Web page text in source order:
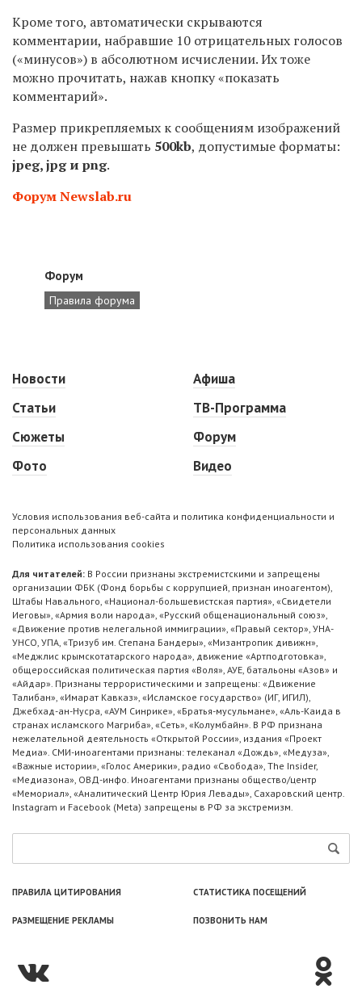
Кроме того, автоматически скрываются
комментарии, набравшие 10 отрицательных голосов
(«минусов») в абсолютном исчислении. Их тоже
можно прочитать, нажав кнопку «показать
комментарий».
Размер прикрепляемых к сообщениям изображений
не должен превышать 500kb, допустимые форматы:
jpeg, jpg и png.
Форум Newslab.ru
Форум
Правила форума
Новости
Статьи
Сюжеты
Фото
Афиша
ТВ-Программа
Форум
Видео
Условия использования веб-сайта и политика конфиденциальности и
персональных данных
Политика использования cookies
Для читателей: В России признаны экстремистскими и запрещены
организации ФБК (Фонд борьбы с коррупцией, признан иноагентом),
Штабы Навального, «Национал-большевистская партия», «Свидетели
Иеговы», «Армия воли народа», «Русский общенациональный союз»,
«Движение против нелегальной иммиграции», «Правый сектор», УНА-
УНСО, УПА, «Тризуб им. Степана Бандеры», «Мизантропик дивижн»,
«Меджлис крымскотатарского народа», движение «Артподготовка»,
общероссийская политическая партия «Воля», АУЕ, батальоны «Азов» и
«Айдар». Признаны террористическими и запрещены: «Движение
Талибан», «Имарат Кавказ», «Исламское государство» (ИГ, ИГИЛ),
Джебхад-ан-Нусра, «АУМ Синрике», «Братья-мусульмане», «Аль-Каида в
странах исламского Магриба», «Сеть», «Колумбайн». В РФ признана
нежелательной деятельность «Открытой России», издания «Проект
Медиа». СМИ-иноагентами признаны: телеканал «Дождь», «Медуза»,
«Важные истории», «Голос Америки», радио «Свобода», The Insider,
«Медиазона», ОВД-инфо. Иноагентами признаны общество/центр
«Мемориал», «Аналитический Центр Юрия Левады», Сахаровский центр.
Instagram и Facebook (Metа) запрещены в РФ за экстремизм.
ПРАВИЛА ЦИТИРОВАНИЯ СТАТИСТИКА ПОСЕЩЕНИЙ
РАЗМЕЩЕНИЕ РЕКЛАМЫ ПОЗВОНИТЬ НАМ